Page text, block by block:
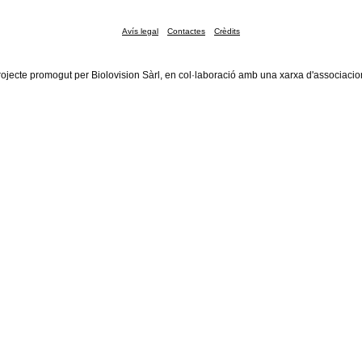
Avís legal Contactes Crèdits
promogut per Biolovision Sàrl, en col·laboració amb una xarxa